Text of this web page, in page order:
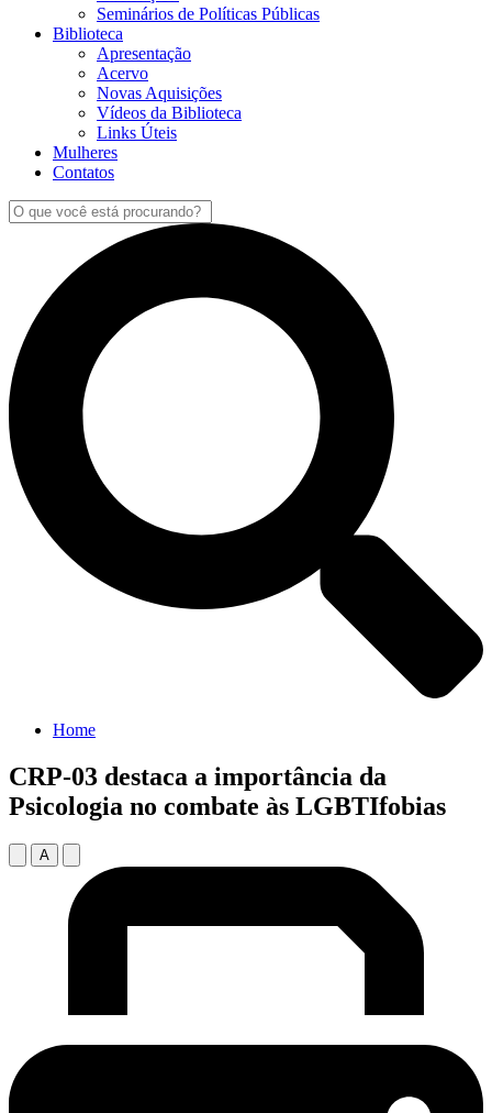
Seminários de Políticas Públicas
Biblioteca
Apresentação
Acervo
Novas Aquisições
Vídeos da Biblioteca
Links Úteis
Mulheres
Contatos
Home
CRP-03 destaca a importância da
Psicologia no combate às LGBTIfobias
A